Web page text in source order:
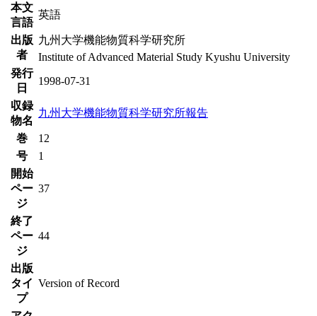
本文
言語
英語
出版
者
九州大学機能物質科学研究所
Institute of Advanced Material Study Kyushu University
発行
日
1998-07-31
収録
物名
九州大学機能物質科学研究所報告
巻
12
号
1
開始
ペー
ジ
37
終了
ペー
ジ
44
出版
タイ
プ
Version of Record